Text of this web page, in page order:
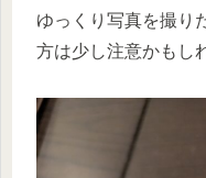
ゆっくり写真を撮り
方は少し注意かもし